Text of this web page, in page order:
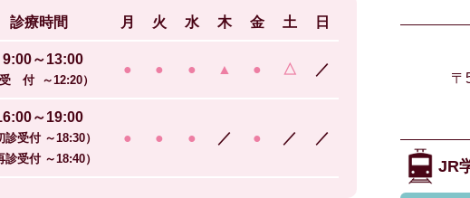
診療時間 月 火 水 木 金 土 日
9:00～13:00
受 付 ～12:20）
● ● ● ▲ ● △ ／
～19:00
診受付 ～18:30）
診受付 ～18:40）
● ● ● ／ ● ／ ／
〒
JR